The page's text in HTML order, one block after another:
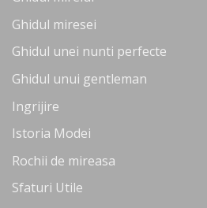
Ghidul miresei
Ghidul unei nunti perfecte
Ghidul unui gentleman
Ingrijire
Istoria Modei
Rochii de mireasa
Sfaturi Utile